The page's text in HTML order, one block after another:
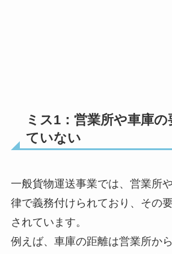
ミス1：営業所や車庫
ていない
一般貨物運送事業では、営業所
律で義務付けられており、その
されています。
例えば、車庫の距離は営業所か